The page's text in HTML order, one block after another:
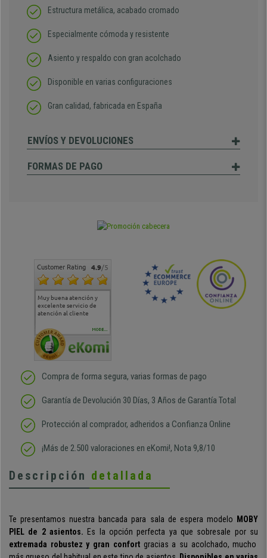
Estructura metálica, acabado cromado
Especialmente cómoda y resistente
Asiento y respaldo con gran acolchado
Disponible en varias configuraciones
Gran calidad, fabricada en España
ENVÍOS Y DEVOLUCIONES
FORMAS DE PAGO
Customer Rating 4.9/5
Muy buena atención y
excelente servicio de
atención al cliente
Muy buena atención de
cara al asesoramiento
Si estoy contento
MORE...
Compra de forma segura, varias formas de pago
Garantía de Devolución 30 Días, 3 Años de Garantía Total
Protección al comprador, adheridos a Confianza Online
¡Más de 2.500 valoraciones en eKomi!, Nota 9,8/10
Descripción detallada
Te presentamos nuestra bancada para sala de espera modelo
MOBY
PIEL de 2 asientos. Es la opción perfecta ya que sobresale por su
extremada robustez y gran confortgracias a su acolchado, mucho